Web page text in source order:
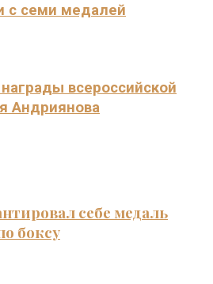
с семи медалей
всероссийской
Андриянова
себе медаль
боксу